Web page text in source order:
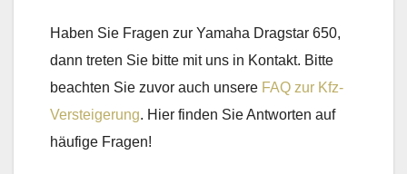
Haben Sie Fragen zur Yamaha Dragstar 650,
dann treten Sie bitte mit uns in Kontakt. Bitte
beachten Sie zuvor auch unsere FAQ zur Kfz-
Versteigerung. Hier finden Sie Antworten auf
häufige Fragen!